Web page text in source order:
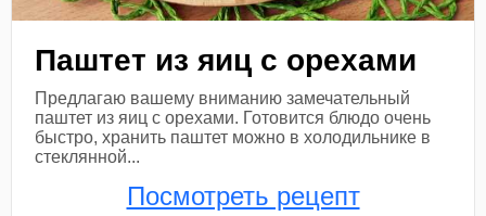
Паштет из яиц с орехами
Предлагаю вашему вниманию замечательный
паштет из яиц с орехами. Готовится блюдо очень
быстро, хранить паштет можно в холодильнике в
стеклянной...
Посмотреть рецепт